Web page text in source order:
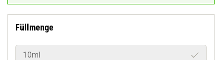
Füllmenge
10ml